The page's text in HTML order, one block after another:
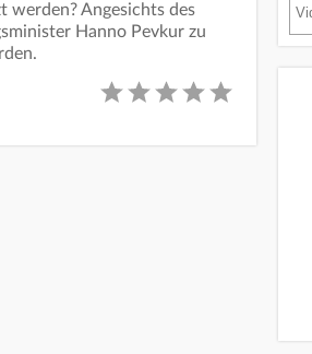
werden? Angesichts des
Hanno Pevkur zu